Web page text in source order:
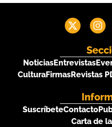
NoticiasEntrevistas
CulturaFirmasRevistas
SuscríbeteContacto
Carta de